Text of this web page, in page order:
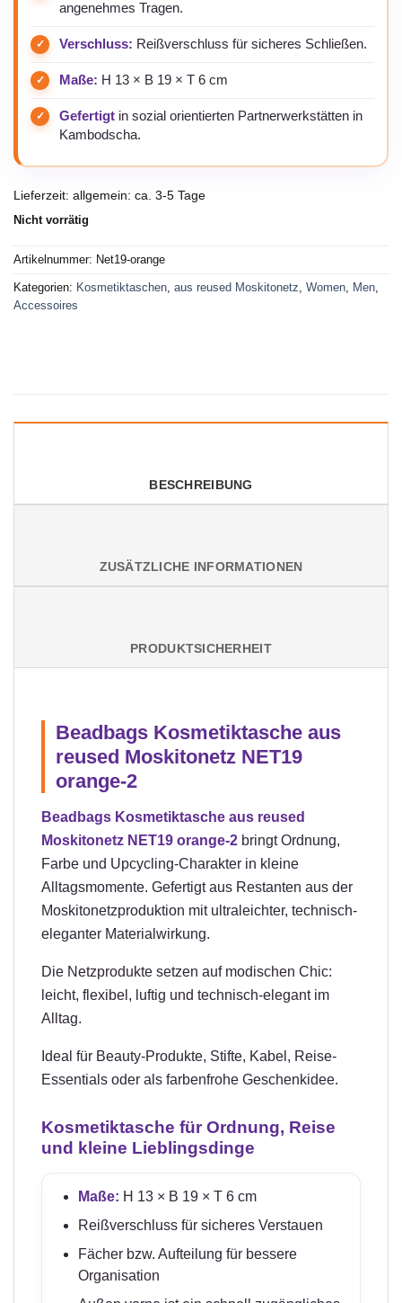
angenehmes Tragen.
Verschluss: Reißverschluss für sicheres Schließen.
Maße: H 13 × B 19 × T 6 cm
Gefertigt in sozial orientierten Partnerwerkstätten in
Kambodscha.
Lieferzeit: allgemein: ca. 3-5 Tage
Nicht vorrätig
Artikelnummer: Net19-orange
Kategorien: Kosmetiktaschen, aus reused Moskitonetz, Women, Men,
Accessoires
BESCHREIBUNG
ZUSÄTZLICHE INFORMATIONEN
PRODUKTSICHERHEIT
Beadbags Kosmetiktasche aus
reused Moskitonetz NET19
orange-2
Beadbags Kosmetiktasche aus reused
Moskitonetz NET19 orange-2 bringt Ordnung,
Farbe und Upcycling-Charakter in kleine
Alltagsmomente. Gefertigt aus Restanten aus der
Moskitonetzproduktion mit ultraleichter, technisch-
eleganter Materialwirkung.
Die Netzprodukte setzen auf modischen Chic:
leicht, flexibel, luftig und technisch-elegant im
Alltag.
Ideal für Beauty-Produkte, Stifte, Kabel, Reise-
Essentials oder als farbenfrohe Geschenkidee.
Kosmetiktasche für Ordnung, Reise
und kleine Lieblingsdinge
Maße: H 13 × B 19 × T 6 cm
Reißverschluss für sicheres Verstauen
Fächer bzw. Aufteilung für bessere
Organisation